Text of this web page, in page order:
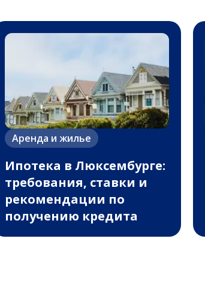
Аренда и жилье
Ипотека в Люксембурге:
требования, ставки и
рекомендации по
получению кредита